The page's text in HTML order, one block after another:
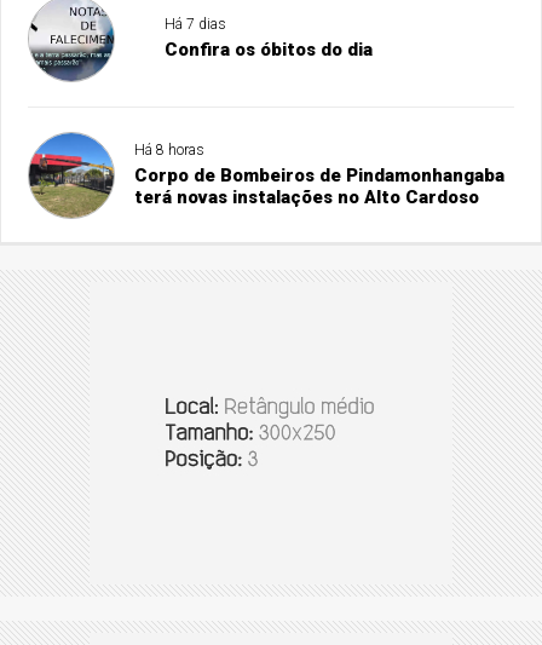
Há 7 dias
Confira os óbitos do dia
Há 8 horas
Corpo de Bombeiros de Pindamonhangaba
terá novas instalações no Alto Cardoso